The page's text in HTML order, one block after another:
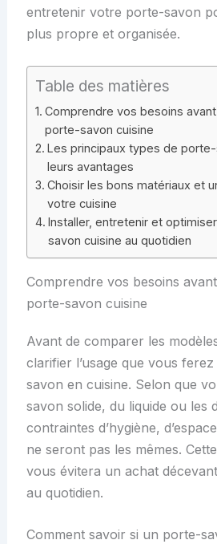
entretenir votre porte-savon
plus propre et organisée.
Table des matières
Comprendre vos besoins avant
porte-savon cuisine
Les principaux types de
leurs avantages
Choisir les bons matériaux et
votre cuisine
Installer, entretenir et
savon cuisine au quotidien
Comprendre vos besoins
porte-savon cuisine
Avant de comparer les
clarifier l’usage que vous
savon en cuisine. Selon que
savon solide, du liquide ou les
contraintes d’hygiène,
ne seront pas les mêmes.
vous évitera un achat
au quotidien.
Comment savoir si un porte-